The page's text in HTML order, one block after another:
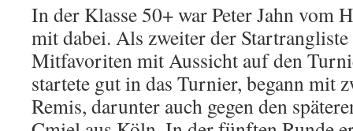
In der Klasse 50+ war Peter Jahn vom
mit dabei. Als zweiter der
Mitfavoriten mit Aussicht auf den
startete gut in das Turnier, begann mit
Remis, darunter auch gegen den